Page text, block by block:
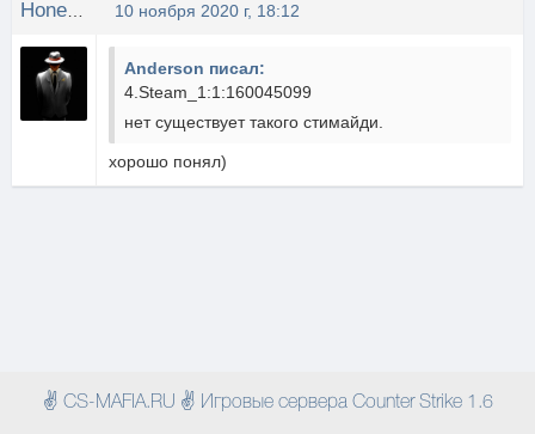
10 ноября 2020 г, 18:12
Anderson писал:
4.Steam_1:1:160045099
нет существует такого стимайди.
хорошо понял)
✌ CS-MAFIA.RU ✌ Игровые сервера Counter Strike 1.6